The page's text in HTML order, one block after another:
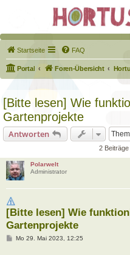
Startseite FAQ
Portal Foren-Übersicht
[Bitte lesen] Wie
Gartenprojekte
Antworten
2 Beiträge
Polarwelt
Administrator
[Bitte lesen] Wie
Gartenprojekte
BMo 29. Mai 2023, 12:25